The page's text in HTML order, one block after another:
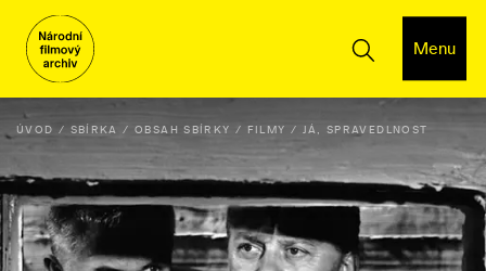
Menu
ÚVOD SBÍRKA OBSAH SBÍRKY FILMY JÁ, SPRAVEDLNOST